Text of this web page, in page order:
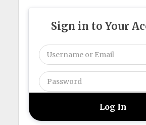
Sign in to Your